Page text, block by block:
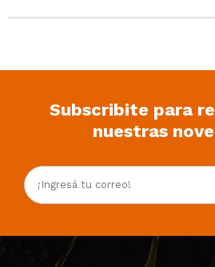
Subscribite para
nuestras